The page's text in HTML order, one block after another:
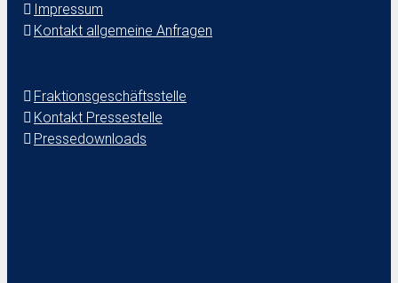
Impressum
Kontakt allgemeine Anfragen
Fraktionsgeschäftsstelle
Kontakt Pressestelle
Pressedownloads